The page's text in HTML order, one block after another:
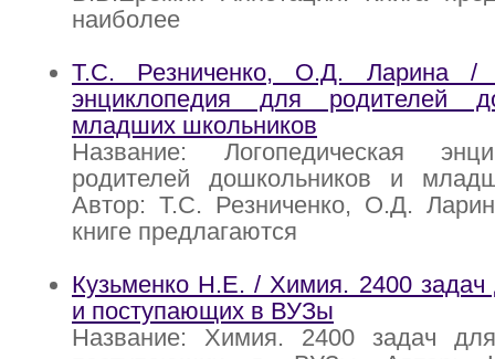
наиболее
Т.С. Резниченко, О.Д. Ларина /
энциклопедия для родителей
младших школьников
Название: Логопедическая
родителей дошкольников и
Автор: Т.С. Резниченко, О.Д.
книге предлагаются
Кузьменко Н.Е. / Химия. 2400 задач
и поступающих в ВУЗы
Название: Химия. 2400 задач